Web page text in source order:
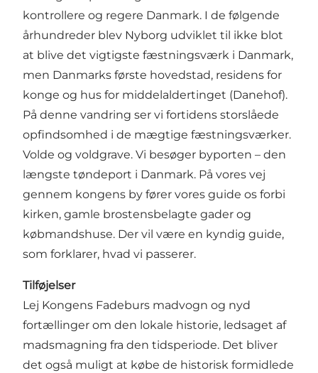
kontrollere og regere Danmark. I de følgende
århundreder blev Nyborg udviklet til ikke blot
at blive det vigtigste fæstningsværk i Danmark,
men Danmarks første hovedstad, residens for
konge og hus for middelaldertinget (Danehof).
På denne vandring ser vi fortidens storslåede
opfindsomhed i de mægtige fæstningsværker.
Volde og voldgrave. Vi besøger byporten – den
længste tøndeport i Danmark. På vores vej
gennem kongens by fører vores guide os forbi
kirken, gamle brostensbelagte gader og
købmandshuse. Der vil være en kyndig guide,
som forklarer, hvad vi passerer.
Tilføjelser
Lej Kongens Fadeburs madvogn og nyd
fortællinger om den lokale historie, ledsaget af
madsmagning fra den tidsperiode. Det bliver
det også muligt at købe de historisk formidlede